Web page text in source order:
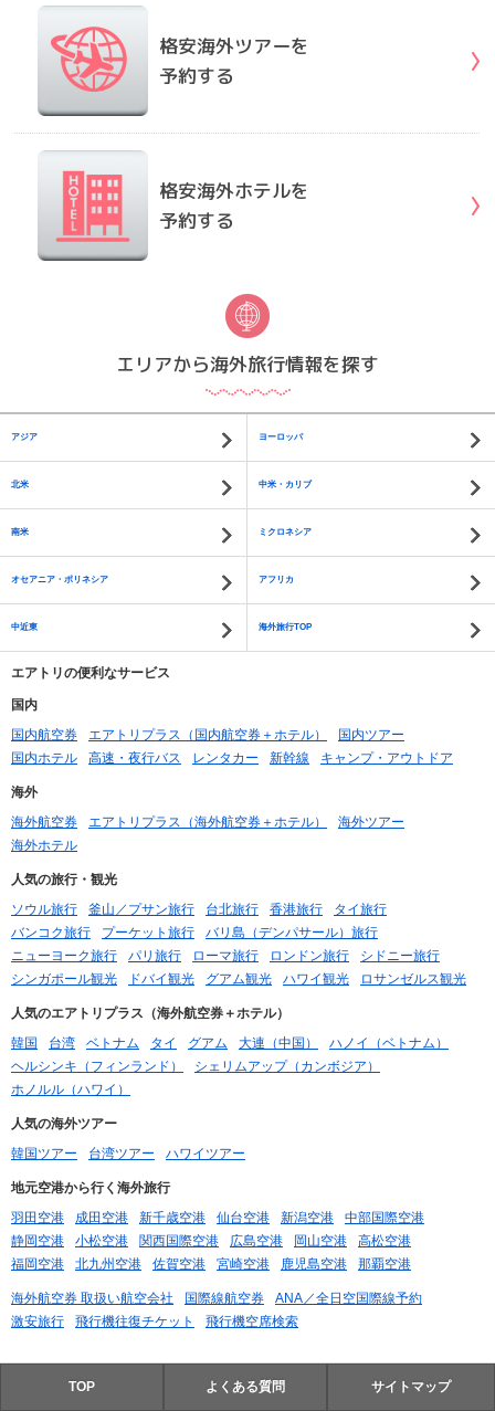
格安海外ツアーを
予約する
格安海外ホテルを
予約する
エリアから海外旅行情報を探す
アジア ヨーロッパ
北米 中米・カリブ
南米 ミクロネシア
オセアニア・ポリネシア アフリカ
中近東 海外旅行TOP
エアトリの便利なサービス
国内
国内航空券
エアトリプラス（国内航空券＋ホテル）
国内ツアー
国内ホテル
高速・夜行バス レンタカー 新幹線 キャンプ・アウトドア
海外
海外航空券
エアトリプラス（海外航空券＋ホテル）
海外ツアー
海外ホテル
人気の旅行・観光
ソウル旅行
釜山／プサン旅行 台北旅行 香港旅行
タイ旅行
バンコク旅行
プーケット旅行
バリ島（デンパサール）旅行
ニューヨーク旅行
パリ旅行 ローマ旅行 ロンドン旅行
シドニー旅行
シンガポール観光
ドバイ観光 グアム観光 ハワイ観光 ロサンゼルス観光
人気のエアトリプラス（海外航空券＋ホテル）
韓国
台湾 ベトナム タイ グアム 大連（中国）
ハノイ（ベトナム）
ヘルシンキ（フィンランド）
シェリムアップ（カンボジア）
ホノルル（ハワイ）
人気の海外ツアー
韓国ツアー
台湾ツアー ハワイツアー
地元空港から行く海外旅行
羽田空港
成田空港 新千歳空港 仙台空港 新潟空港
中部国際空港
静岡空港
小松空港 関西国際空港 広島空港 岡山空港
高松空港
福岡空港
北九州空港 佐賀空港 宮崎空港 鹿児島空港 那覇空港
海外航空券 取扱い航空会社 国際線航空券
ANA／全日空国際線予約
激安旅行
飛行機往復チケット 飛行機空席検索
TOP よくある質問 サイトマップ